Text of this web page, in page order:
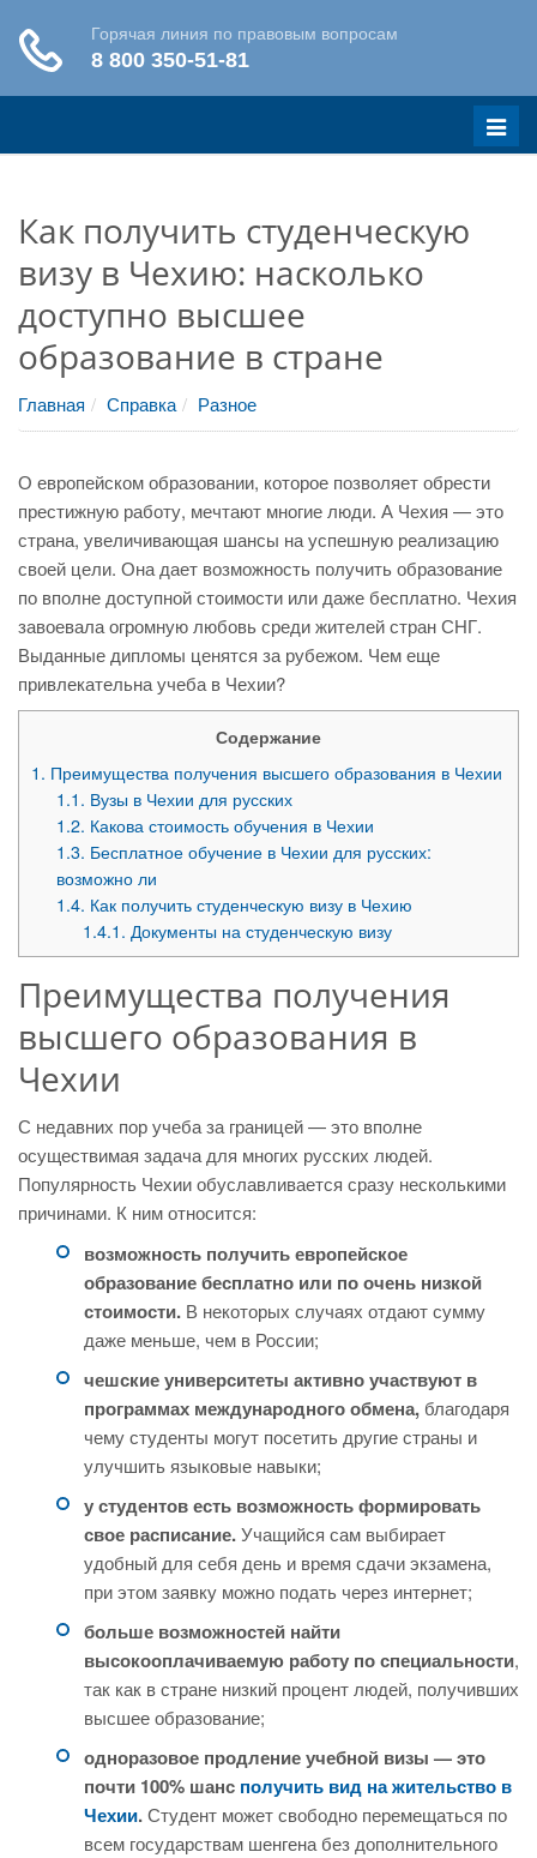
Меню
Как получить студенческую
визу в Чехию: насколько
доступно высшее
образование в стране
Главная Справка Разное
О европейском образовании, которое позволяет обрести
престижную работу, мечтают многие люди. А Чехия — это
страна, увеличивающая шансы на успешную реализацию
своей цели. Она дает возможность получить образование
по вполне доступной стоимости или даже бесплатно. Чехия
завоевала огромную любовь среди жителей стран СНГ.
Выданные дипломы ценятся за рубежом. Чем еще
привлекательна учеба в Чехии?
Содержание
1. Преимущества получения высшего образования в Чехии
1.1. Вузы в Чехии для русских
1.2. Какова стоимость обучения в Чехии
1.3. Бесплатное обучение в Чехии для русских:
возможно ли
1.4. Как получить студенческую визу в Чехию
1.4.1. Документы на студенческую визу
Преимущества получения
высшего образования в
Чехии
С недавних пор учеба за границей — это вполне
осуществимая задача для многих русских людей.
Популярность Чехии обуславливается сразу несколькими
причинами. К ним относится:
возможность получить европейское
образование бесплатно или по очень низкой
стоимости. В некоторых случаях отдают сумму
даже меньше, чем в России;
чешские университеты активно участвуют в
программах международного обмена, благодаря
чему студенты могут посетить другие страны и
улучшить языковые навыки;
у студентов есть возможность формировать
свое расписание.Учащийся сам выбирает
удобный для себя день и время сдачи экзамена,
при этом заявку можно подать через интернет;
больше возможностей найти
высокооплачиваемую работу по специальности,
так как в стране низкий процент людей, получивших
высшее образование;
одноразовое продление учебной визы — это
почти 100% шанс получить вид на жительство в
Чехии.Студент может свободно перемещаться по
всем государствам шенгена без дополнительного